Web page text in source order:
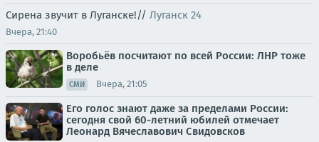
Сирена звучит в Луганске!// Луганск 24
Вчера, 21:40
Воробьёв посчитают по всей России: ЛНР тоже
в деле
СМИ Вчера, 21:05
Его голос знают даже за пределами России:
сегодня свой 60-летний юбилей отмечает
Леонард Вячеславович Свидовсков